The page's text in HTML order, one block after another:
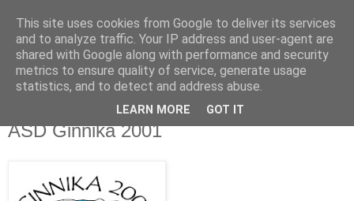
mercoledì 1 febbraio 2012
ASD Ginnika 2001
This site uses cookies from Google to deliver its services
and to analyze traffic. Your IP address and user-agent are
shared with Google along with performance and security
metrics to ensure quality of service, generate usage
statistics, and to detect and address abuse.
LEARN MORE GOT IT